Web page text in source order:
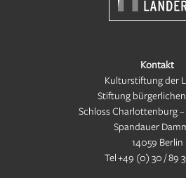
Kontakt
Kulturstiftung der
Stiftung
Schloss Charlottenburg
Spandauer
14059 Berlin
Tel+49 (0) 30 / 89